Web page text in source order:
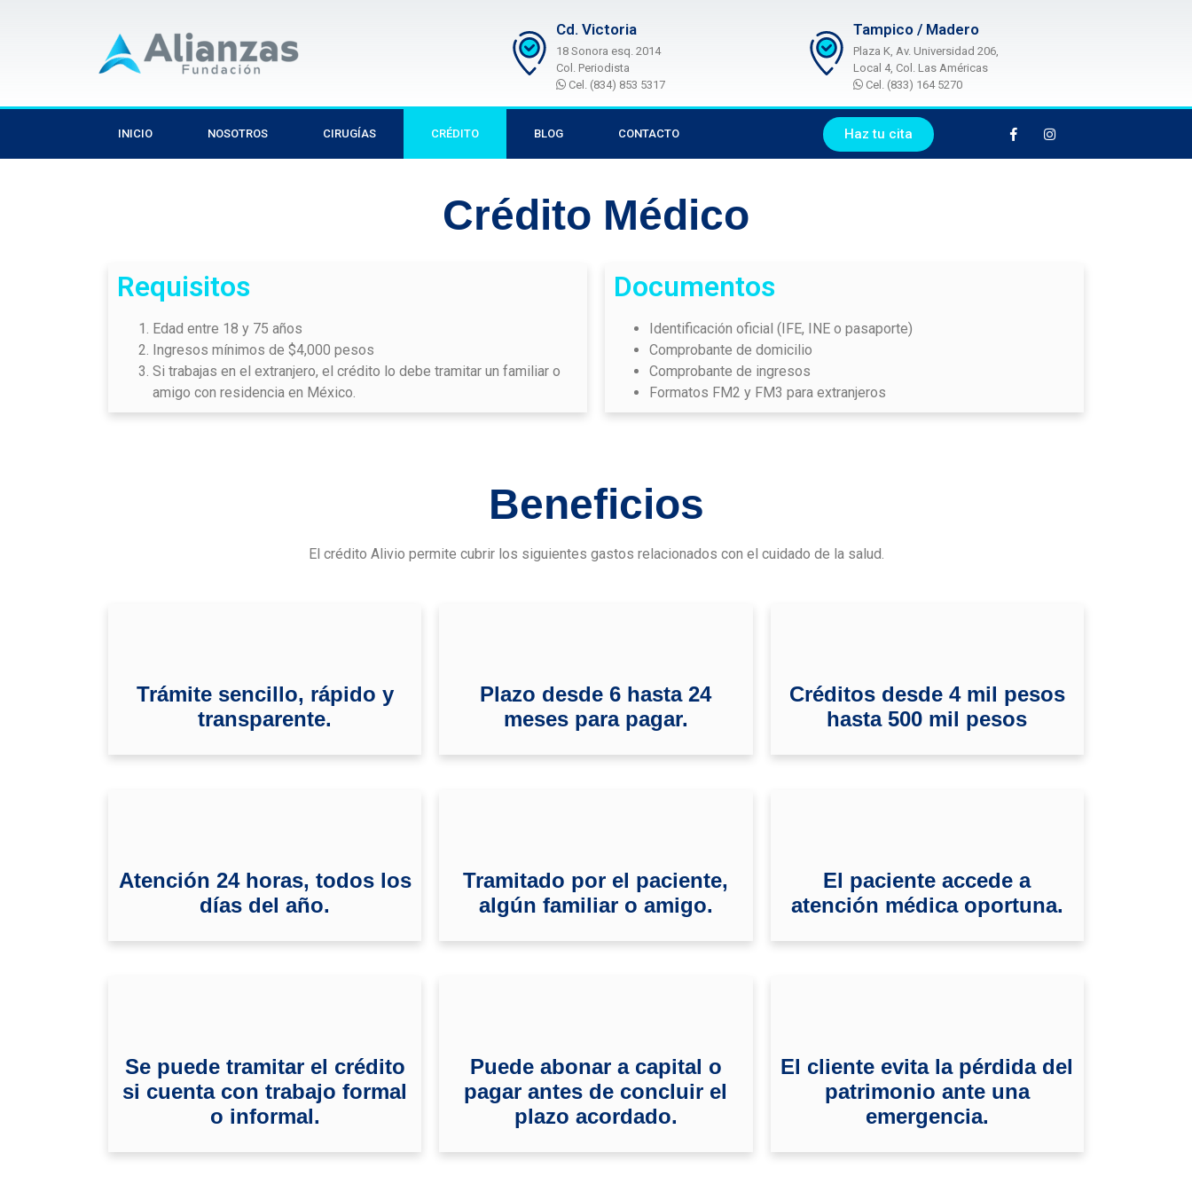
Cd. Victoria
18 Sonora esq. 2014
Col. Periodista
Cel. (834) 853 5317
Tampico / Madero
Plaza K, Av. Universidad 206,
Local 4, Col. Las Américas
Cel. (833) 164 5270
INICIO NOSOTROS CIRUGÍAS CRÉDITO BLOG CONTACTO Haz tu cita
Crédito Médico
Requisitos
Edad entre 18 y 75 años
Ingresos mínimos de $4,000 pesos
Si trabajas en el extranjero, el crédito lo debe tramitar un familiar o
amigo con residencia en México.
Documentos
Identificación oficial (IFE, INE o pasaporte)
Comprobante de domicilio
Comprobante de ingresos
Formatos FM2 y FM3 para extranjeros
Beneficios
El crédito Alivio permite cubrir los siguientes gastos relacionados con el cuidado de la salud.
Trámite sencillo, rápido y
transparente.
Plazo desde 6 hasta 24
meses para pagar.
Créditos desde 4 mil pesos
hasta 500 mil pesos
Atención 24 horas, todos los
días del año.
Tramitado por el paciente,
algún familiar o amigo.
El paciente accede a
atención médica oportuna.
Se puede tramitar el crédito
si cuenta con trabajo formal
o informal.
Puede abonar a capital o
pagar antes de concluir el
plazo acordado.
El cliente evita la pérdida del
patrimonio ante una
emergencia.